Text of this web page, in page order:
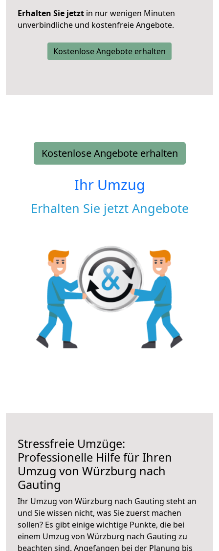
Erhalten Sie jetzt in nur wenigen Minuten
unverbindliche und kostenfreie Angebote.
Kostenlose Angebote erhalten
Kostenlose Angebote erhalten
Ihr Umzug
Erhalten Sie jetzt Angebote
Stressfreie Umzüge:
Professionelle Hilfe für Ihren
Umzug von Würzburg nach
Gauting
Ihr Umzug von Würzburg nach Gauting steht an
und Sie wissen nicht, was Sie zuerst machen
sollen? Es gibt einige wichtige Punkte, die bei
einem Umzug von Würzburg nach Gauting zu
beachten sind. Angefangen bei der Planung bis